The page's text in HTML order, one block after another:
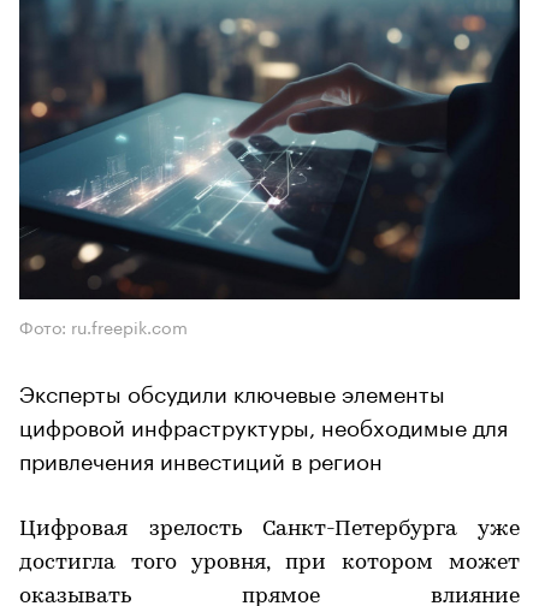
Фото: ru.freepik.com
Эксперты обсудили ключевые элементы
цифровой инфраструктуры, необходимые для
привлечения инвестиций в регион
Цифровая зрелость Санкт-Петербурга уже
достигла того уровня, при котором может
оказывать прямое влияние